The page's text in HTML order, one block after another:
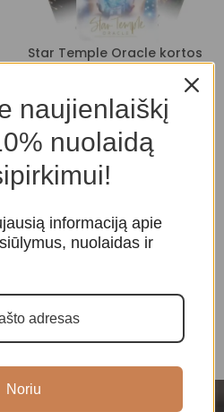
Star Temple Oracle kortos
Orakulo kortos
naujienlaiškį
nuolaidą
informaciją apie
nuolaidas ir
Noriu